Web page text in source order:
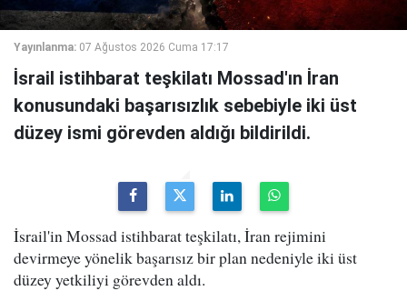
Yayınlanma: 07 Ağustos 2026 Cuma 17:17
İsrail istihbarat teşkilatı Mossad'ın İran
konusundaki başarısızlık sebebiyle iki üst
düzey ismi görevden aldığı bildirildi.
İsrail'in Mossad istihbarat teşkilatı, İran rejimini
devirmeye yönelik başarısız bir plan nedeniyle iki üst
düzey yetkiliyi görevden aldı.